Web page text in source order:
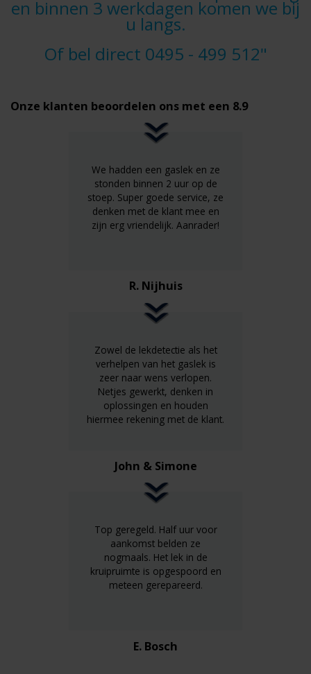
en binnen 3 werkdagen komen we bij
u langs.
Of bel direct 0495 - 499 512"
Onze klanten beoordelen ons met een 8.9
We hadden een gaslek en ze
stonden binnen 2 uur op de
stoep. Super goede service, ze
denken met de klant mee en
zijn erg vriendelijk. Aanrader!
R. Nijhuis
Zowel de lekdetectie als het
verhelpen van het gaslek is
zeer naar wens verlopen.
Netjes gewerkt, denken in
oplossingen en houden
hiermee rekening met de klant.
John & Simone
Top geregeld. Half uur voor
aankomst belden ze
nogmaals. Het lek in de
kruipruimte is opgespoord en
meteen gerepareerd.
E. Bosch